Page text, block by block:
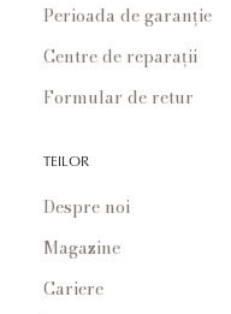
Perioada de garanție
Centre de reparații
Formular de retur
TEILOR
Despre noi
Magazine
Cariere